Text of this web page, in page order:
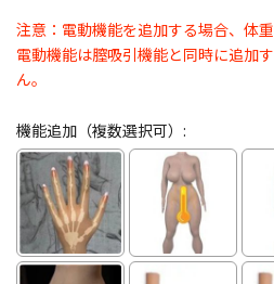
注意：電動機能を追加する場合、体
電動機能は膣吸引機能と同時に追加
ん。
機能追加（複数選択可）: